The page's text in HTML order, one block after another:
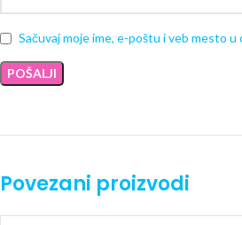
Sačuvaj moje ime, e-poštu i veb mesto
Povezani proizvodi